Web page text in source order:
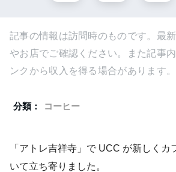
記事の情報は訪問時のものです。最
やお店でご確認ください。また記事
ンクから収入を得る場合があります。
分類： コーヒー
「アトレ吉祥寺」で UCC が新しくカ
いて立ち寄りました。